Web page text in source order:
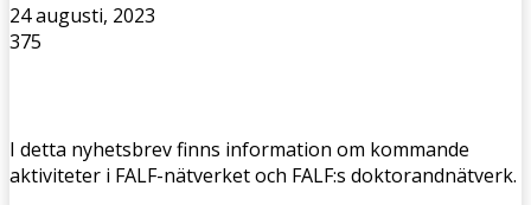
24 augusti, 2023
375
I detta nyhetsbrev finns information om kommande
aktiviteter i FALF-nätverket och FALF:s doktorandnätverk.